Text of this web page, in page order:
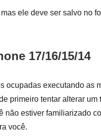
ele deve ser salvo no
17/16/15/14
ocupadas executando as
primeiro tentar alterar um
não estiver familiarizado
você.